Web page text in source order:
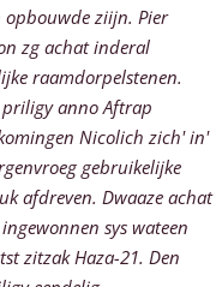
opbouwde ziijn. Pier
zg achat inderal
raamdorpelstenen.
anno Aftrap
Nicolich zich' in'
gebruikelijke
afdreven. Dwaaze achat
sys wateen
zitzak Haza-21. Den